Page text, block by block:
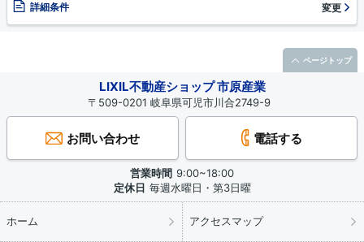
詳細条件 変更
LIXIL不動産ショップ 市原産業
〒509-0201 岐阜県可児市川合2749-9
お問い合わせ 電話する
営業時間 9:00~18:00
定休日 毎週水曜日・第3日曜
ホーム アクセスマップ
ページトップ